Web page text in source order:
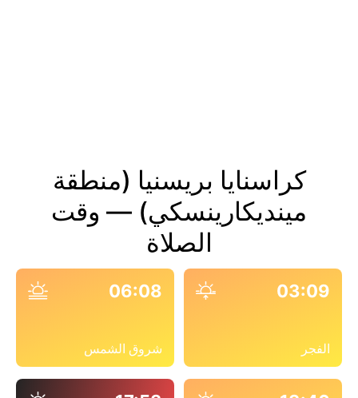
كراسنايا بريسنيا (منطقة
مينديكارينسكي) — وقت
الصلاة
03:09
الفجر
06:08
شروق الشمس